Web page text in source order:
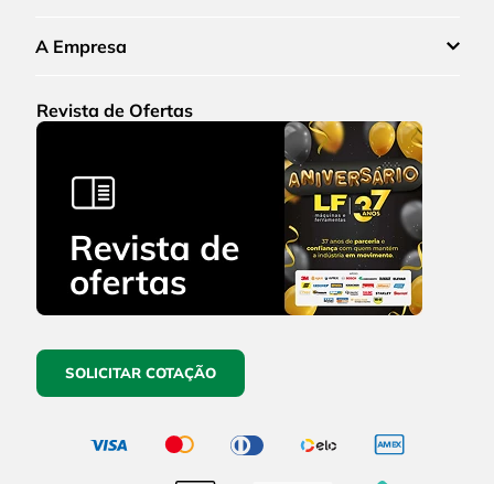
A Empresa
Revista de Ofertas
SOLICITAR COTAÇÃO